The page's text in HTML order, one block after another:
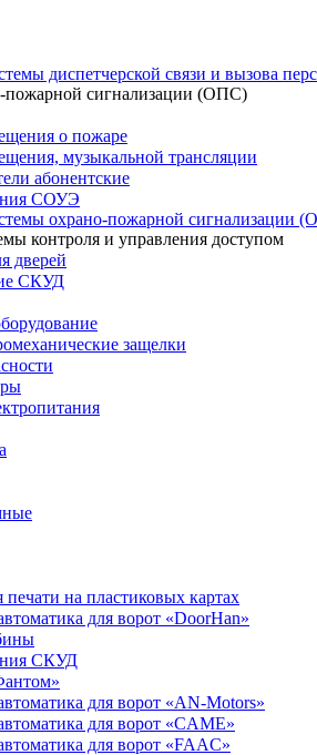
диспетчерской связи и вызова
пожарной сигнализации (ОПС)
о пожаре
музыкальной трансляции
абонентские
СОУЭ
охрано-пожарной сигнализации
контроля и управления доступом
дверей
СКУД
защелки
печати на пластиковых картах
для ворот «DoorHan»
СКУД
для ворот «AN-Motors»
для ворот «CAME»
для ворот «FAAC»